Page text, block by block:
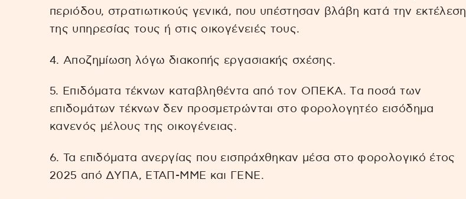
περιόδου, στρατιωτικούς γενικά, που υπέστησαν βλάβη κατά την εκτέλεση
της υπηρεσίας τους ή στις οικογένειές τους.
4. Αποζημίωση λόγω διακοπής εργασιακής σχέσης.
5. Επιδόματα τέκνων καταβληθέντα από τον ΟΠΕΚΑ. Tα ποσά των
επιδομάτων τέκνων δεν προσμετρώνται στο φορολογητέο εισόδημα
κανενός μέλους της οικογένειας.
6. Τα επιδόματα ανεργίας που εισπράχθηκαν μέσα στο φορολογικό έτος
2025 από ΔΥΠΑ, ΕΤΑΠ-ΜΜΕ και ΓΕΝΕ.